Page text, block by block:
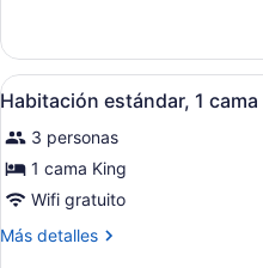
camas
matrimoniales
estándar,
camas
Abrir
todas
las
fotos
de
Habitación
estándar,
5
Habitación estándar, 1
3 personas
1 cama King
Wifi gratuito
Más detalles
Más